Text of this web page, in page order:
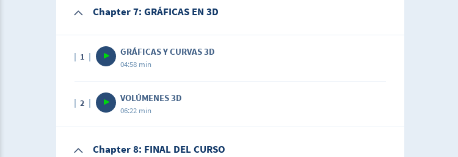
Chapter 7: GRÁFICAS EN 3D
1 GRÁFICAS Y CURVAS 3D
04:58 min
2 VOLÚMENES 3D
06:22 min
Chapter 8: FINAL DEL CURSO